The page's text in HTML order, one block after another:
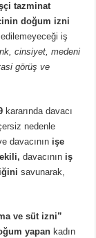
tazminat
doğum izni
iş
cinsiyet, medeni
görüş ve
kararında davacı
nedenle
davacının işe
davacının iş
savunarak,
ve süt izni”
yapan kadın